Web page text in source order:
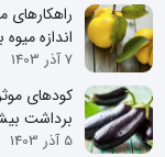
اندازه میوه
7 آذر 1403
کودهای
برداشت
5 آذر 1403